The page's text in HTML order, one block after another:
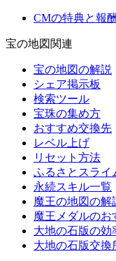
CMの特典と報
宝の地図関連
宝の地図の解説
シェア掲示板
検索ツール
宝珠の集め方
おすすめ交換先
レベル上げ
リセット方法
ふるさとスライ
永続スキル一覧
魔王の地図の解
魔王メダルのお
大地の石版の効
大地の石版交換